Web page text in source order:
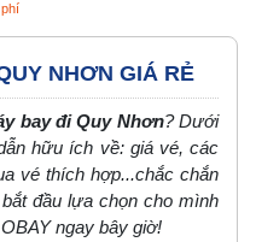
NHƠN GIÁ RẺ
bay đi Quy Nhơn? Dưới
hữu ích về: giá vé, các
vé thích hợp...chắc chắn
đầu lựa chọn cho mình
ngay bây giờ!